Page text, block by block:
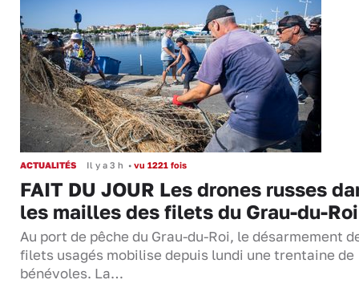
ACTUALITÉS Il y a 3 h • vu 1221 fois
FAIT DU JOUR Les drones russes
les mailles des filets du Grau-du-Roi
Au port de pêche du Grau-du-Roi, le désarmement
filets usagés mobilise depuis lundi une trentaine de
bénévoles. La…